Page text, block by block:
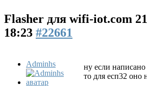
Flasher для wifi-iot.com
18:23 #22661
Adminhs
ну если написано
то для есп32 оно